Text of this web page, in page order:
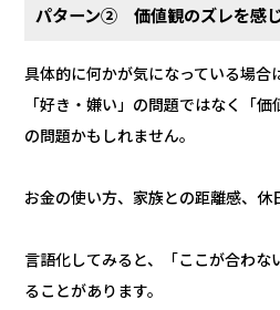
パターン② 価値観のズレを感
具体的に何かが気になっている場合
「好き・嫌い」の問題ではなく「価
の問題かもしれません。
お金の使い方、家族との距離感、休
言語化してみると、「ここが合わな
ることがあります。